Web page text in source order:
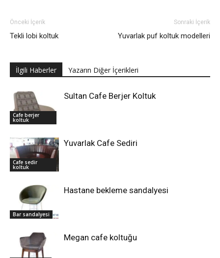
Önceki İçerik
Tekli lobi koltuk
Sonraki İçerik
Yuvarlak puf koltuk modelleri
İlgili Haberler Yazarın Diğer İçerikleri
Cafe berjer
koltuk
Sultan Cafe Berjer Koltuk
Cafe sedir
koltuk
Yuvarlak Cafe Sediri
Bar sandalyesi
Hastane bekleme sandalyesi
Megan cafe koltuğu